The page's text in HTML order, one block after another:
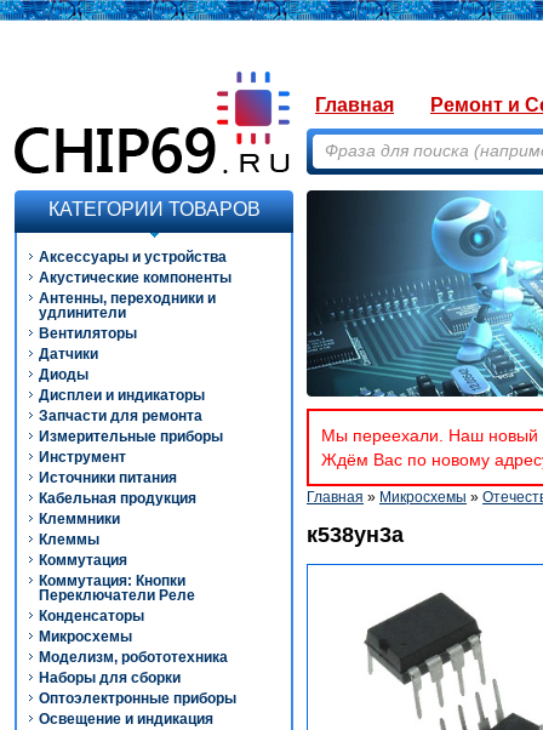
Главная Ремонт и
КАТЕГОРИИ ТОВАРОВ
Аксессуары и устройства
Акустические компоненты
Антенны, переходники и
удлинители
Вентиляторы
Датчики
Диоды
Дисплеи и индикаторы
Запчасти для ремонта
Измерительные приборы
Инструмент
Источники питания
Кабельная продукция
Клеммники
Клеммы
Коммутация
Коммутация: Кнопки
Переключатели Реле
Конденсаторы
Микросхемы
Моделизм, робототехника
Наборы для сборки
Оптоэлектронные приборы
Освещение и индикация
Мы переехали. Наш новый
Ждём Вас по новому
Главная » Микросхемы »
к538ун3а